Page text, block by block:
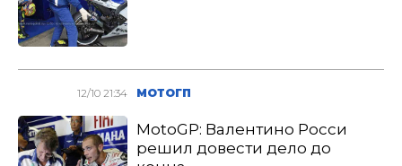
12/10 21:34 МОТОГП
MotoGP: Валентино Росси
решил довести дело до